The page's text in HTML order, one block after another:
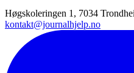
Høgskoleringen 1, 7034
kontakt@journalhjelp.no